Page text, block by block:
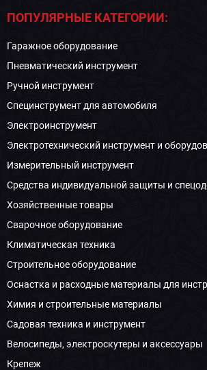
ПОПУЛЯРНЫЕ КАТЕГОРИИ:
Гаражное оборудование
Пневматический инструмент
Ручной инструмент
Специнструмент для автомобиля
Электроинструмент
Электротехнический инструмент и
Измерительный инструмент
Средства индивидуальной защиты и
Хозяйственные товары
Сварочное оборудование
Климатическая техника
Строительное оборудование
Оснастка и расходные материалы для
Химия и строительные материалы
Садовая техника и инструмент
Велосипеды, электроскутеры и аксессуары
Крепеж